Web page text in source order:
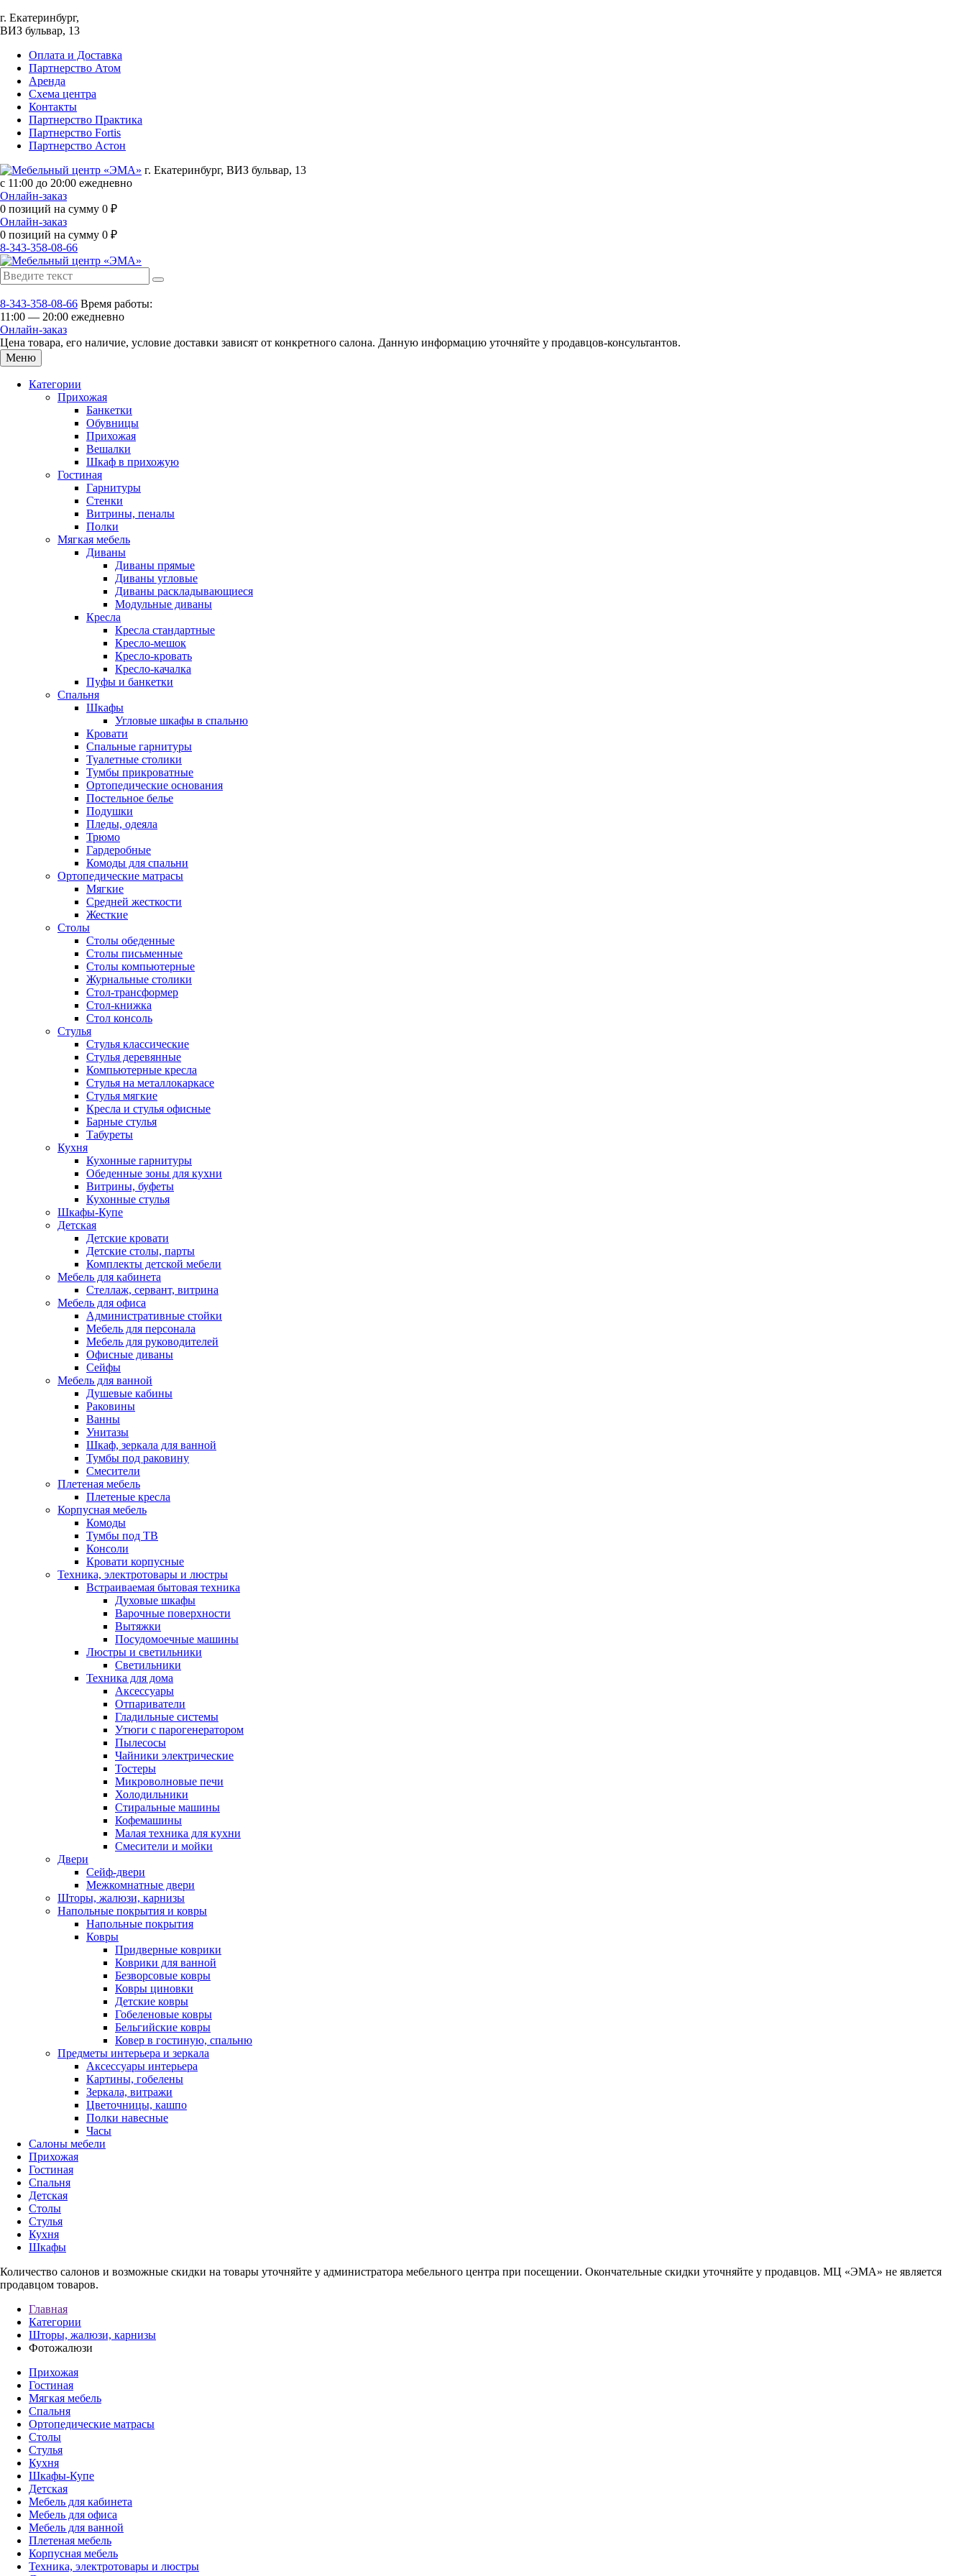
г. Екатеринбург,
ВИЗ бульвар, 13
Оплата и Доставка
Партнерство Атом
Аренда
Схема центра
Контакты
Партнерство Практика
Партнерство Fortis
Партнерство Астон
г. Екатеринбург, ВИЗ бульвар, 13
с 11:00 до 20:00 ежедневно
Онлайн-заказ
0 позиций на сумму 0 ₽
Онлайн-заказ
0 позиций на сумму 0 ₽
8-343-358-08-66
8-343-358-08-66 Время работы:
11:00 — 20:00 ежедневно
Онлайн-заказ
Цена товара, его наличие, условие доставки зависят от конкретного салона. Данную информацию уточняйте у продавцов-консультантов.
Меню
Категории
Прихожая
Банкетки
Обувницы
Прихожая
Вешалки
Шкаф в прихожую
Гостиная
Гарнитуры
Стенки
Витрины, пеналы
Полки
Мягкая мебель
Диваны
Диваны прямые
Диваны угловые
Диваны раскладывающиеся
Модульные диваны
Кресла
Кресла стандартные
Кресло-мешок
Кресло-кровать
Кресло-качалка
Пуфы и банкетки
Спальня
Шкафы
Угловые шкафы в спальню
Кровати
Спальные гарнитуры
Туалетные столики
Тумбы прикроватные
Ортопедические основания
Постельное белье
Подушки
Пледы, одеяла
Трюмо
Гардеробные
Комоды для спальни
Ортопедические матрасы
Мягкие
Средней жесткости
Жесткие
Столы
Столы обеденные
Столы письменные
Столы компьютерные
Журнальные столики
Стол-трансформер
Стол-книжка
Стол консоль
Стулья
Стулья классические
Стулья деревянные
Компьютерные кресла
Стулья на металлокаркасе
Стулья мягкие
Кресла и стулья офисные
Барные стулья
Табуреты
Кухня
Кухонные гарнитуры
Обеденные зоны для кухни
Витрины, буфеты
Кухонные стулья
Шкафы-Купе
Детская
Детские кровати
Детские столы, парты
Комплекты детской мебели
Мебель для кабинета
Стеллаж, сервант, витрина
Мебель для офиса
Административные стойки
Мебель для персонала
Мебель для руководителей
Офисные диваны
Сейфы
Мебель для ванной
Душевые кабины
Раковины
Ванны
Унитазы
Шкаф, зеркала для ванной
Тумбы под раковину
Смесители
Плетеная мебель
Плетеные кресла
Корпусная мебель
Комоды
Тумбы под ТВ
Консоли
Кровати корпусные
Техника, электротовары и люстры
Встраиваемая бытовая техника
Духовые шкафы
Варочные поверхности
Вытяжки
Посудомоечные машины
Люстры и светильники
Светильники
Техника для дома
Аксессуары
Отпариватели
Гладильные системы
Утюги с парогенератором
Пылесосы
Чайники электрические
Тостеры
Микроволновые печи
Холодильники
Стиральные машины
Кофемашины
Малая техника для кухни
Смесители и мойки
Двери
Сейф-двери
Межкомнатные двери
Шторы, жалюзи, карнизы
Напольные покрытия и ковры
Напольные покрытия
Ковры
Придверные коврики
Коврики для ванной
Безворсовые ковры
Ковры циновки
Детские ковры
Гобеленовые ковры
Бельгийские ковры
Ковер в гостиную, спальню
Предметы интерьера и зеркала
Аксессуары интерьера
Картины, гобелены
Зеркала, витражи
Цветочницы, кашпо
Полки навесные
Часы
Салоны мебели
Прихожая
Гостиная
Спальня
Детская
Столы
Стулья
Кухня
Шкафы
Количество салонов и возможные скидки на товары уточняйте у администратора мебельного центра при посещении. Окончательные скидки уточняйте у продавцов. МЦ «ЭМА» не является
продавцом товаров.
Главная
Категории
Шторы, жалюзи, карнизы
Фотожалюзи
Прихожая
Гостиная
Мягкая мебель
Спальня
Ортопедические матрасы
Столы
Стулья
Кухня
Шкафы-Купе
Детская
Мебель для кабинета
Мебель для офиса
Мебель для ванной
Плетеная мебель
Корпусная мебель
Техника, электротовары и люстры